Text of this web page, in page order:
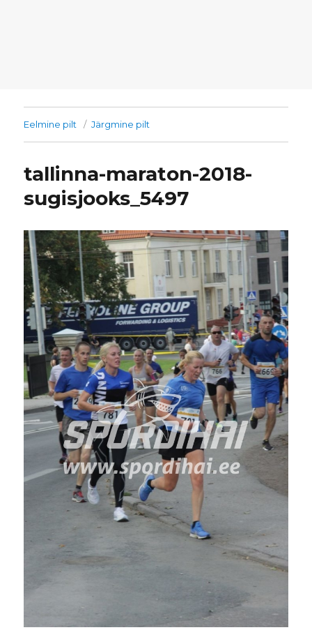
Eelmine pilt Järgmine pilt
tallinna-maraton-2018-
sugisjooks_5497